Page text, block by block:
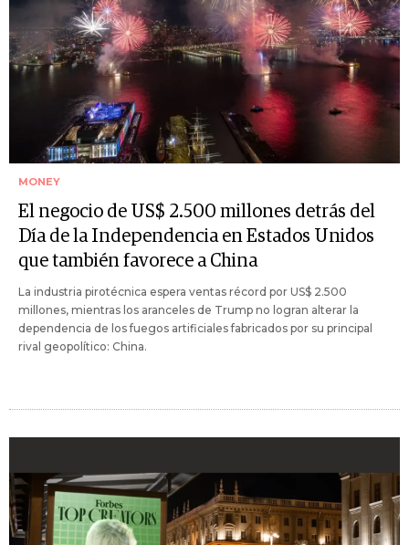
MONEY
El negocio de US$ 2.500 millones detrás del
Día de la Independencia en Estados Unidos
que también favorece a China
La industria pirotécnica espera ventas récord por US$ 2.500
millones, mientras los aranceles de Trump no logran alterar la
dependencia de los fuegos artificiales fabricados por su principal
rival geopolítico: China.